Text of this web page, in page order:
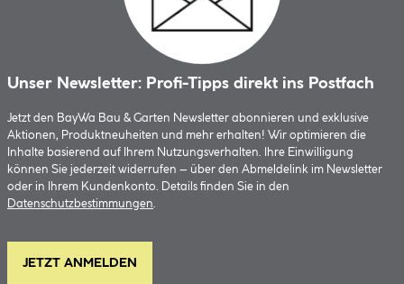
Unser Newsletter: Profi-Tipps direkt ins Postfach
Jetzt den BayWa Bau & Garten Newsletter abonnieren und exklusive
Aktionen, Produktneuheiten und mehr erhalten! Wir optimieren die
Inhalte basierend auf Ihrem Nutzungsverhalten. Ihre Einwilligung
können Sie jederzeit widerrufen – über den Abmeldelink im Newsletter
oder in Ihrem Kundenkonto. Details finden Sie in den
Datenschutzbestimmungen.
JETZT ANMELDEN